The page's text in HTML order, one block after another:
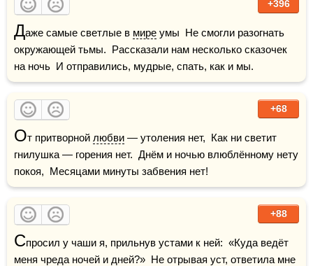
+396
Даже самые светлые в мире умы  Не смогли разогнать
окружающей тьмы.  Рассказали нам несколько сказочек
на ночь  И отправились, мудрые, спать, как и мы.
+68
От притворной любви — утоления нет,  Как ни светит
гнилушка — горения нет.  Днём и ночью влюблённому нету
покоя,  Месяцами минуты забвения нет!
+88
Спросил у чаши я, прильнув устами к ней:  «Куда ведёт
меня чреда ночей и дней?»  Не отрывая уст, ответила мне